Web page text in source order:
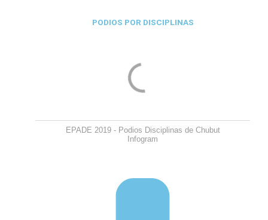
PODIOS POR DISCIPLINAS
EPADE 2019 - Podios Disciplinas de Chubut
Infogram